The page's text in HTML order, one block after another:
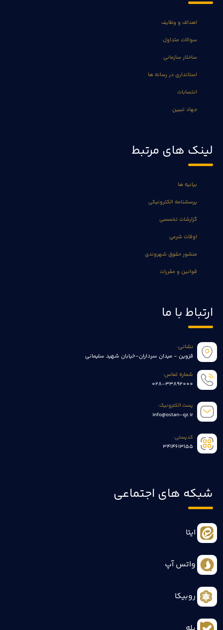
اهداف و وظایف
سوالات متداول
ساختار سازمانی
استانداری در رسانه ها
انتصابات
جهاد تبیین
لینک های مرتبط
بیانیه ها
پرسشنامه الکترونیکی
گزارشات تخصصی
اوقات شرعی
منشور حقوق شهروندی
قوانین و مقررات
ارتباط با ما
نشانی:
قزوین - میدان سرداران-خیابان شهید سلیمانی
شماره تماس:
028-33892000
پست الکترونیک:
info@ostan-qz.ir
کدپستی:
3414613155
شبکه های اجتماعی
ایتا
واتس آپ
روبیکا